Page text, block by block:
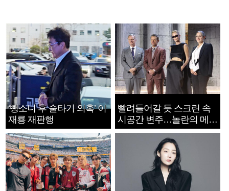
‘뺑소니 후 술타기 의혹’ 이
재룡 재판행
빨려들어갈 듯 스크린 속
시공간 변주…놀란의 메시
지는 ‘전쟁 속죄’